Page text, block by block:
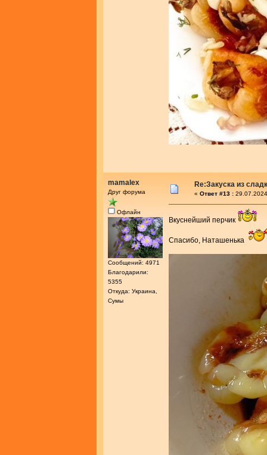
mamalex
Друг форума
Офлайн
Сообщений: 4971
Благодарили:
5355
Откуда: Украина,
Сумы
Re:Закуска из
« Ответ #13 :
Вкуснейший перчик
Спасибо, Наташенька